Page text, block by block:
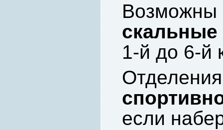
скальные
1-й до 6-й
если